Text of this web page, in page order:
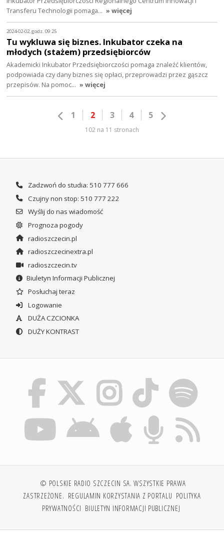
Transferu Technologii pomaga… » więcej
2024-02-02, godz. 09:25
Tu wykluwa się biznes. Inkubator czeka na
młodych (stażem) przedsiębiorców
Akademicki Inkubator Przedsiębiorczości pomaga znaleźć klientów,
podpowiada czy dany biznes się opłaci, przeprowadzi przez gąszcz
przepisów. Na pomoc… » więcej
1 2 3 4 5
102 na 11 stronach
Zadzwoń do studia: 510 777 666
Czujny non stop: 510 777 222
Wyślij do nas wiadomość
Prognoza pogody
radioszczecin.pl
radioszczecinextra.pl
radioszczecin.tv
Biuletyn Informacji Publicznej
Posłuchaj teraz
Logowanie
DUŻA CZCIONKA
DUŻY KONTRAST
© POLSKIE RADIO SZCZECIN SA. WSZYSTKIE PRAWA
ZASTRZEŻONE. REGULAMIN KORZYSTANIA Z PORTALU POLITYKA
PRYWATNOŚCI BIULETYN INFORMACJI PUBLICZNEJ